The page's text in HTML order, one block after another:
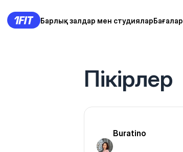
Барлық залдар мен студияларБағалар
Пікірлер
Buratino